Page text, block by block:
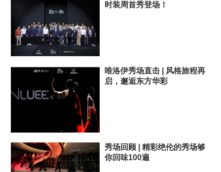
时装周首秀登场！
唯洛伊秀场直击 | 风格旅程再
启，邂逅东方华彩
秀场回顾 | 精彩绝伦的秀场够
你回味100遍